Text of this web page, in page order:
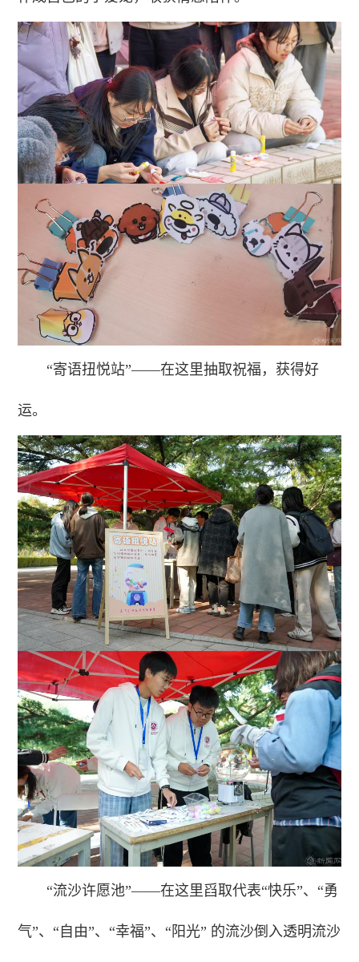
“寄语扭悦站”——在这里抽取祝福，获得好
运。
“流沙许愿池”——在这里舀取代表“快乐”、“勇
气”、“自由”、“幸福”、“阳光” 的流沙倒入透明流沙